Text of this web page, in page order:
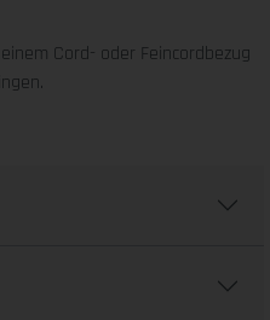
Cord- oder Feincordbezug